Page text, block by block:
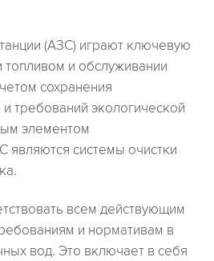
(АЗС) играют ключевую
и обслуживании
сохранения
требований экологической
элементом
являются системы очистки
всем действующим
и нормативам в
вод. Это включает в себя